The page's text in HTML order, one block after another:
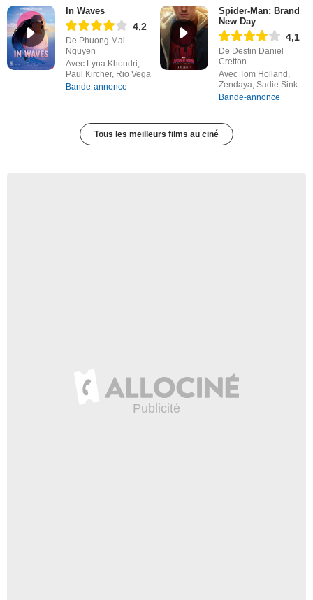
In Waves
4,2
De Phuong Mai
Nguyen
Avec Lyna Khoudri,
Paul Kircher, Rio Vega
Bande-annonce
Spider-Man: Brand
New Day
4,1
De Destin Daniel
Cretton
Avec Tom Holland,
Zendaya, Sadie Sink
Bande-annonce
Tous les meilleurs films au ciné